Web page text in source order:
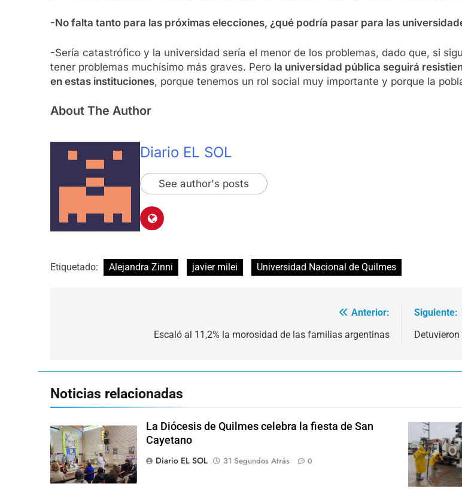
-No falta tanto para las próximas elecciones, ¿qué podría pasar para las
-Sería catastrófico y la universidad sería el menor de los problemas, dado que, si
tener problemas muchísimo más graves. Pero la universidad pública seguirá
en estas instituciones, porque tenemos un rol social muy importante y porque la
About The Author
Diario EL SOL
See author's posts
Etiquetado: Alejandra Zinni javier milei Universidad Nacional de Quilmes
Anterior:
Escaló al 11,2% la morosidad de las familias argentinas
Siguiente:
Noticias relacionadas
La Diócesis de Quilmes celebra la fiesta de San
Cayetano
Diario EL SOL
31 Segundos Atrás 0